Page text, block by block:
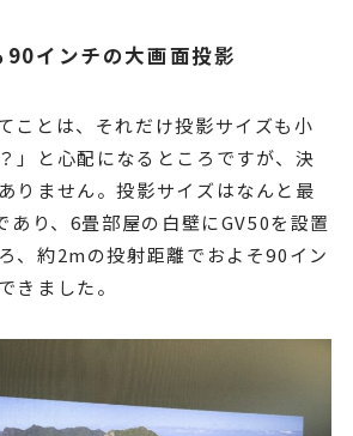
インチの大画面投影
ことは、それだけ投影サイズも小
」と心配になるところですが、決
りません。投影サイズはなんと最
あり、6畳部屋の白壁にGV50を設置
、約2mの投射距離でおよそ90イン
きました。